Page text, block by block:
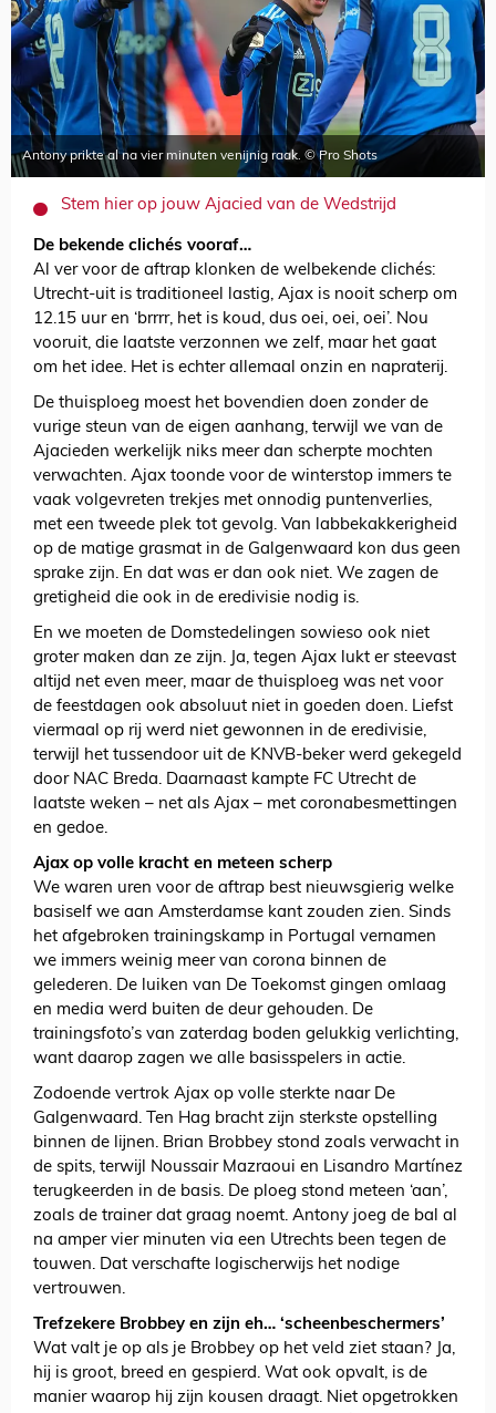
Antony prikte al na vier minuten venijnig raak. © Pro Shots
Stem hier op jouw Ajacied van de Wedstrijd
De bekende clichés vooraf…
Al ver voor de aftrap klonken de welbekende clichés:
Utrecht-uit is traditioneel lastig, Ajax is nooit scherp om
12.15 uur en ‘brrrr, het is koud, dus oei, oei, oei’. Nou
vooruit, die laatste verzonnen we zelf, maar het gaat
om het idee. Het is echter allemaal onzin en napraterij.
De thuisploeg moest het bovendien doen zonder de
vurige steun van de eigen aanhang, terwijl we van de
Ajacieden werkelijk niks meer dan scherpte mochten
verwachten. Ajax toonde voor de winterstop immers te
vaak volgevreten trekjes met onnodig puntenverlies,
met een tweede plek tot gevolg. Van labbekakkerigheid
op de matige grasmat in de Galgenwaard kon dus geen
sprake zijn. En dat was er dan ook niet. We zagen de
gretigheid die ook in de eredivisie nodig is.
En we moeten de Domstedelingen sowieso ook niet
groter maken dan ze zijn. Ja, tegen Ajax lukt er steevast
altijd net even meer, maar de thuisploeg was net voor
de feestdagen ook absoluut niet in goeden doen. Liefst
viermaal op rij werd niet gewonnen in de eredivisie,
terwijl het tussendoor uit de KNVB-beker werd gekegeld
door NAC Breda. Daarnaast kampte FC Utrecht de
laatste weken – net als Ajax – met coronabesmettingen
en gedoe.
Ajax op volle kracht en meteen scherp
We waren uren voor de aftrap best nieuwsgierig welke
basiself we aan Amsterdamse kant zouden zien. Sinds
het afgebroken trainingskamp in Portugal vernamen
we immers weinig meer van corona binnen de
gelederen. De luiken van De Toekomst gingen omlaag
en media werd buiten de deur gehouden. De
trainingsfoto’s van zaterdag boden gelukkig verlichting,
want daarop zagen we alle basisspelers in actie.
Zodoende vertrok Ajax op volle sterkte naar De
Galgenwaard. Ten Hag bracht zijn sterkste opstelling
binnen de lijnen. Brian Brobbey stond zoals verwacht in
de spits, terwijl Noussair Mazraoui en Lisandro Martínez
terugkeerden in de basis. De ploeg stond meteen ‘aan’,
zoals de trainer dat graag noemt. Antony joeg de bal al
na amper vier minuten via een Utrechts been tegen de
touwen. Dat verschafte logischerwijs het nodige
vertrouwen.
Trefzekere Brobbey en zijn eh… ‘scheenbeschermers’
Wat valt je op als je Brobbey op het veld ziet staan? Ja,
hij is groot, breed en gespierd. Wat ook opvalt, is de
manier waarop hij zijn kousen draagt. Niet opgetrokken